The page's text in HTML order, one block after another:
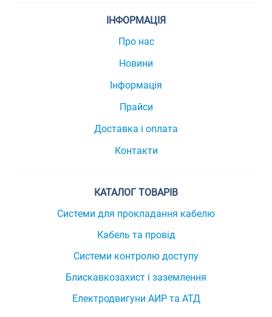
ІНФОРМАЦІЯ
Про нас
Новини
Інформація
Прайси
Доставка і оплата
Контакти
КАТАЛОГ ТОВАРІВ
Системи для прокладання кабелю
Кабель та провід
Системи контролю доступу
Блискавкозахист і заземлення
Електродвигуни АИР та АТД